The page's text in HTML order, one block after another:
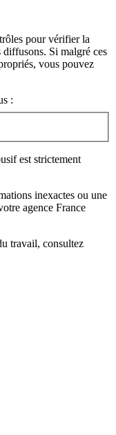
pour vérifier la
Si malgré ces
vous pouvez
:
est strictement
inexactes ou une
agence France
travail, consultez